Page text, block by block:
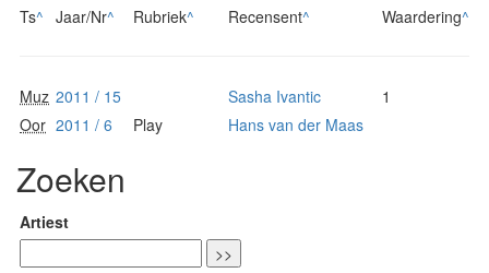
Ts^ Jaar/Nr^ Rubriek^ Recensent^ Waardering^
Muz 2011 / 15 Sasha Ivantic
1
Oor 2011 / 6 Play Hans van der Maas
Zoeken
Artiest